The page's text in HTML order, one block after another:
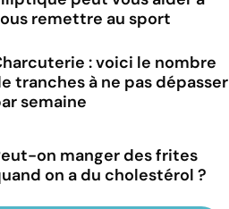
remettre au sport
: voici le nombre
tranches à ne pas dépasser
semaine
on manger des frites
on a du cholestérol ?